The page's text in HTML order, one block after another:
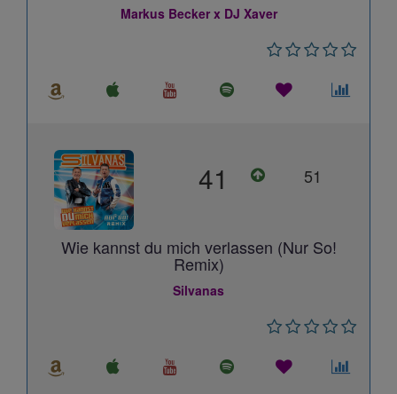
Markus Becker x DJ Xaver
41 51
Wie kannst du mich verlassen (Nur So!
Remix)
Silvanas